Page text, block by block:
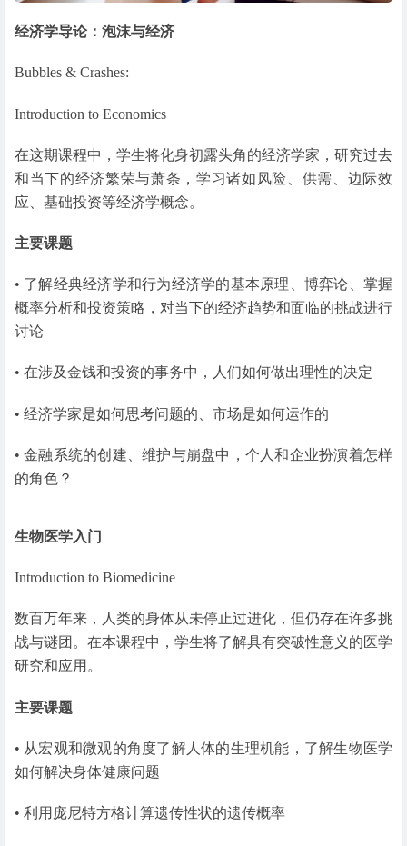
经济学导论：泡沫与经济
Bubbles & Crashes:
Introduction to Economics
在这期课程中，学生将化身初露头角的经济学家，研究过去
和当下的经济繁荣与萧条，学习诸如风险、供需、边际效
应、基础投资等经济学概念。
主要课题
• 了解经典经济学和行为经济学的基本原理、博弈论、掌握
概率分析和投资策略，对当下的经济趋势和面临的挑战进行
讨论
• 在涉及金钱和投资的事务中，人们如何做出理性的决定
• 经济学家是如何思考问题的、市场是如何运作的
• 金融系统的创建、维护与崩盘中，个人和企业扮演着怎样
的角色？
生物医学入门
Introduction to Biomedicine
数百万年来，人类的身体从未停止过进化，但仍存在许多挑
战与谜团。在本课程中，学生将了解具有突破性意义的医学
研究和应用。
主要课题
• 从宏观和微观的角度了解人体的生理机能，了解生物医学
如何解决身体健康问题
• 利用庞尼特方格计算遗传性状的遗传概率